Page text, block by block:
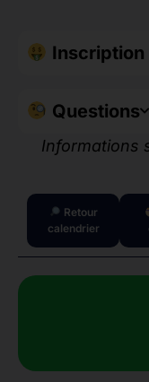
Inscription
Questions
Informations
Retour
calendrier